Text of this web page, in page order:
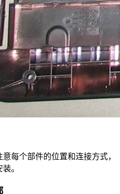
每个部件的位置和连接方式，
。